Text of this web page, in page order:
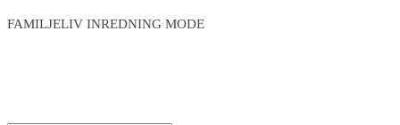
FAMILJELIV INREDNING MODE